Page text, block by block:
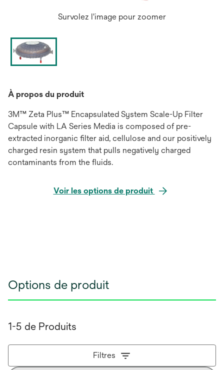
Survolez l'image pour zoomer
À propos du produit
3M™ Zeta Plus™ Encapsulated System Scale-Up Filter
Capsule with LA Series Media is composed of pre-
extracted inorganic filter aid, cellulose and our positively
charged resin system that pulls negatively charged
contaminants from the fluids.
Voir les options de produit
Options de produit
1-5 de Produits
Filtres